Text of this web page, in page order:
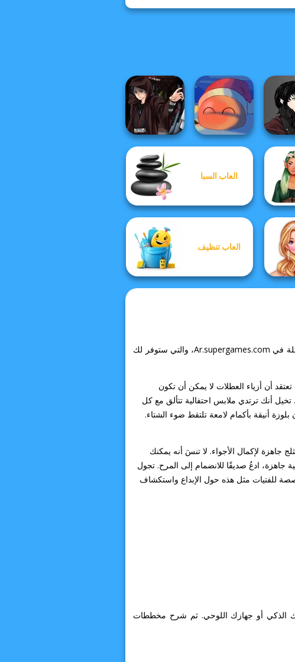
Manga Creator
Star Wars: Page...
Manga
العاب السبا
العاب تنظيف
ادخل إلى عالم Santa's Workshop المثير وتناسى كل ما يقلقك! يمكنك العثور على الكثير من التجارب المماثلة في Ar.supergames.com، والتي ستوفر لك
أن أزياء العطلات لا يمكن أن تكون
أنك ترتدي ملابس احتفالية تتألق مع كل
أنيقة بأكمام لامعة تلتقط ضوء الشتاء.
جاهزة لإكمال الأجواء. لا تنسَ أنه يمكنك
ادعُ صديقًا للانضمام إلى المرح. تجول
للفتيات مثل هذه حول الإبداع واستكشاف
الذكي أو جهازك اللوحي. ثم شرح مخططات